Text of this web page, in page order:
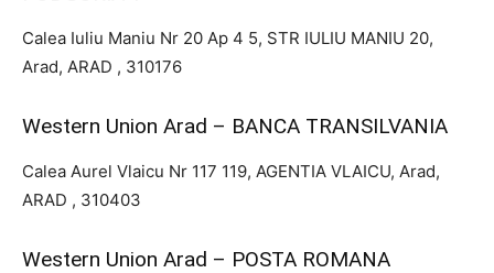
Calea Iuliu Maniu Nr 20 Ap 4 5, STR IULIU MANIU 20,
Arad, ARAD , 310176
Western Union Arad – BANCA TRANSILVANIA
Calea Aurel Vlaicu Nr 117 119, AGENTIA VLAICU, Arad,
ARAD , 310403
Western Union Arad – POSTA ROMANA